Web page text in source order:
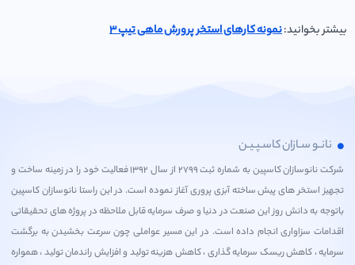
بخوانید:نمونه کارهای استخر پرورش ماهی تیپ 3
نانـو سـازان کاسـپـیـن
شرکت نانوسازان کاسپین به شماره ثبت ۲۷۹۹ از سال ۱۳۹۲ فعالیت خود را در زمینه ساخت و
استخر های پیش ساخته آبزی پروری آغاز نموده است. در این راستا نانوسازان کاسپین
به دانش روز این صنعت در دنیا و صرف سرمایه قابل ملاحظه در پروژه های تحقیقاتی
سزاواری انجام داده است. در این مسیر عواملی چون سرعت بخشیدن به برگشت
، کاهش ریسک سرمایه گذاری ، کاهش هزینه تولید و افزایش راندمان تولید ، همواره